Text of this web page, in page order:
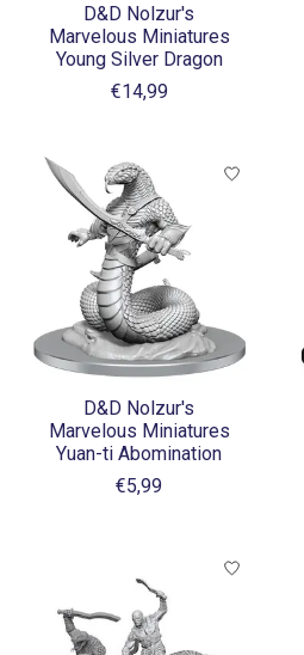
D&D Nolzur's
Marvelous Miniatures
Young Silver Dragon
€14,99
D&D Nolzur's
Marvelous Miniatures
Yuan-ti Abomination
€5,99